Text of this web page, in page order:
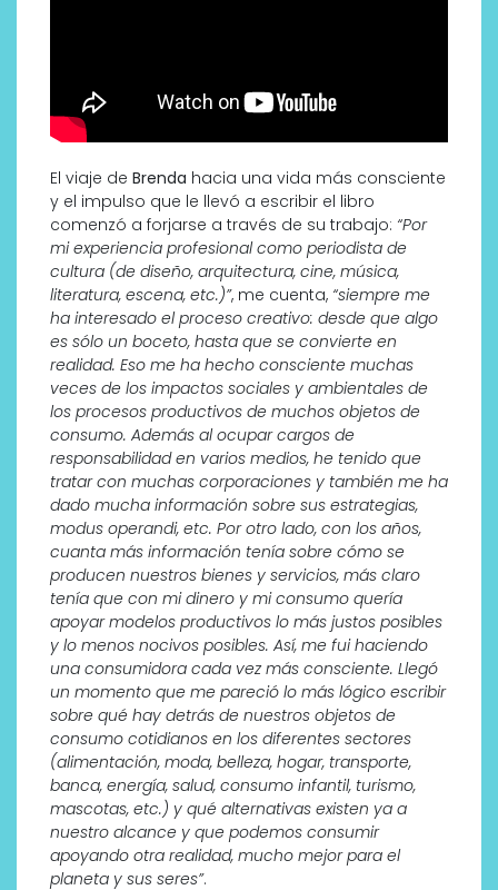
El viaje de Brenda hacia una vida más consciente
y el impulso que le llevó a escribir el libro
comenzó a forjarse a través de su trabajo: “Por
mi experiencia profesional como periodista de
cultura (de diseño, arquitectura, cine, música,
literatura, escena, etc.)”, me cuenta, “siempre me
ha interesado el proceso creativo: desde que algo
es sólo un boceto, hasta que se convierte en
realidad. Eso me ha hecho consciente muchas
veces de los impactos sociales y ambientales de
los procesos productivos de muchos objetos de
consumo. Además al ocupar cargos de
responsabilidad en varios medios, he tenido que
tratar con muchas corporaciones y también me ha
dado mucha información sobre sus estrategias,
modus operandi, etc. Por otro lado, con los años,
cuanta más información tenía sobre cómo se
producen nuestros bienes y servicios, más claro
tenía que con mi dinero y mi consumo quería
apoyar modelos productivos lo más justos posibles
y lo menos nocivos posibles. Así, me fui haciendo
una consumidora cada vez más consciente. Llegó
un momento que me pareció lo más lógico escribir
sobre qué hay detrás de nuestros objetos de
consumo cotidianos en los diferentes sectores
(alimentación, moda, belleza, hogar, transporte,
banca, energía, salud, consumo infantil, turismo,
mascotas, etc.) y qué alternativas existen ya a
nuestro alcance y que podemos consumir
apoyando otra realidad, mucho mejor para el
planeta y sus seres”.